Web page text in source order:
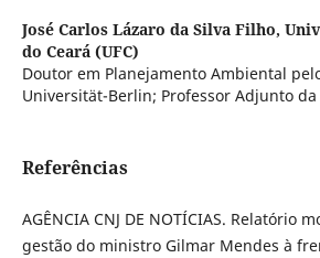
José Carlos Lázaro da Silva Filho,
do Ceará (UFC)
Doutor em Planejamento Ambiental
Universität-Berlin; Professor Adjunto da
Referências
AGÊNCIA CNJ DE NOTÍCIAS. Relatório
gestão do ministro Gilmar Mendes à